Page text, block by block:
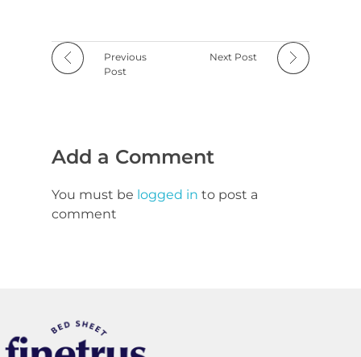
Previous
Post
Next Post
Add a Comment
You must be logged in to post a
comment